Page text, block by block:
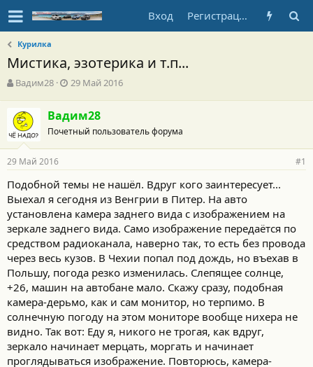
Вход Регистрация
Курилка
Мистика, эзотерика и т.п...
А
о
р
т
е
м
ы
Вадим28
Д
а
н
а
л
а
29 Май 2016
Вадим28
Почетный пользователь форума
29 Май 2016 #1
Подобной темы не нашёл. Вдруг кого заинтересует...
Выехал я сегодня из Венгрии в Питер. На авто
установлена камера заднего вида с изображением на
зеркале заднего вида. Само изображение передаётся по
средством радиоканала, наверно так, то есть без провода
через весь кузов. В Чехии попал под дождь, но въехав в
Польшу, погода резко изменилась. Слепящее солнце,
+26, машин на автобане мало. Скажу сразу, подобная
камера-дерьмо, как и сам монитор, но терпимо. В
солнечную погоду на этом мониторе вообще нихера не
видно. Так вот: Еду я, никого не трогая, как вдруг,
зеркало начинает мерцать, моргать и начинает
проглядываться изображение. Повторюсь, камера-